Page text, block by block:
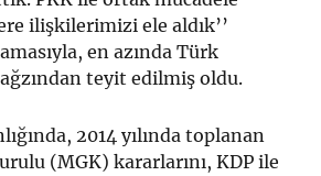
ilişkilerimizi ele aldık’’
en azında Türk
teyit edilmiş oldu.
2014 yılında toplanan
(MGK) kararlarını, KDP ile